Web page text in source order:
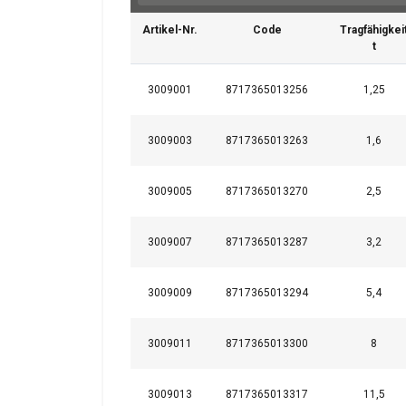
Artikel-Nr. Code
t
3009001 8717365013256 1,25
3009003 8717365013263 1,6
3009005 8717365013270 2,5
3009007 8717365013287 3,2
3009009 8717365013294 5,4
3009011 8717365013300 8
3009013 8717365013317 11,5
Diese